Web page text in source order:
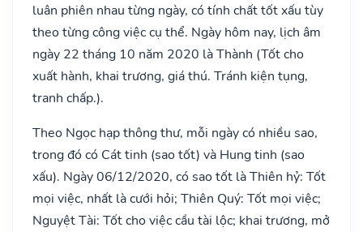
luân phiên nhau từng ngày, có tính chất tốt xấu tùy
theo từng công việc cụ thể. Ngày hôm nay, lịch âm
ngày 22 tháng 10 năm 2020 là Thành (Tốt cho
xuất hành, khai trương, giá thú. Tránh kiện tụng,
tranh chấp.).
Theo Ngọc hạp thông thư, mỗi ngày có nhiều sao,
trong đó có Cát tinh (sao tốt) và Hung tinh (sao
xấu). Ngày 06/12/2020, có sao tốt là Thiên hỷ: Tốt
mọi việc, nhất là cưới hỏi; Thiên Quý: Tốt mọi việc;
Nguyệt Tài: Tốt cho việc cầu tài lộc; khai trương, mở